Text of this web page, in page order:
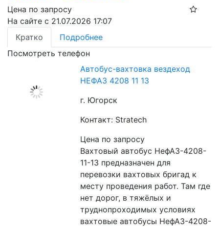
Цена по запросу
На сайте с 21.07.2026 17:07
Кратко
Подробнее
Посмотреть телефон
Автобус-вахтовка вездеход
НЕФАЗ 4208 11 13
г. Югорск
Контакт: Stratech
Цена по запросу
Вахтовый автобус НефАЗ-4208-
11-13 предназначен для
перевозки вахтовых бригад к
месту проведения работ. Там где
нет дорог, в тяжёлых и
труднопроходимых условиях
вахтовые автобусы НефАЗ-4208-